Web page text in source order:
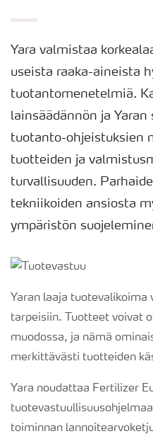
Yara valmistaa
useista raaka-aineista
tuotantomenetelmiä.
lainsäädännön ja
tuotanto-ohjeistuksien
tuotteiden ja
turvallisuuden.
tekniikoiden ansiosta
ympäristön
Yaran laaja tuotevalikoima
tarpeisiin. Tuotteet voivat
muodossa, ja nämä
merkittävästi tuotteiden
Yara noudattaa Fertilizer
toiminnan